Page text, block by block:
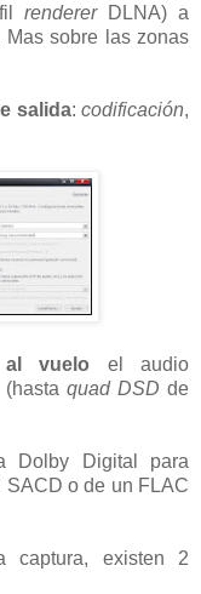
renderer DLNA) a
sobre las zonas
salida: codificación,
al vuelo el audio
quad DSD de
Dolby Digital para
SACD o de un FLAC
captura, existen 2